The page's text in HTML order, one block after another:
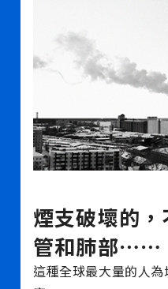
煙支破壞的
管和肺部⋯⋯
這種全球最大量的人